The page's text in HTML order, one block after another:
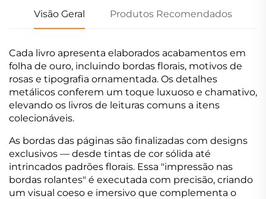
Visão Geral Produtos Recomendados
Cada livro apresenta elaborados acabamentos em
folha de ouro, incluindo bordas florais, motivos de
rosas e tipografia ornamentada. Os detalhes
metálicos conferem um toque luxuoso e chamativo,
elevando os livros de leituras comuns a itens
colecionáveis.
As bordas das páginas são finalizadas com designs
exclusivos — desde tintas de cor sólida até
intrincados padrões florais. Essa "impressão nas
bordas rolantes" é executada com precisão, criando
um visual coeso e imersivo que complementa o